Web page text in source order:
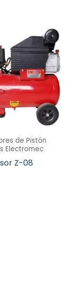
de Pistón
Electromec
Z-08